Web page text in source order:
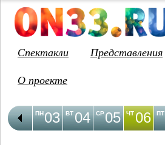
Спектакли
Представления
О проекте
03
ПН 04
ВТ 05
СР 06
ЧТ ПТ